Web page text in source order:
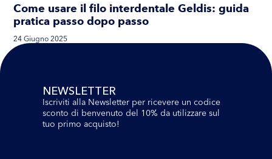
Come usare il filo interdentale Geldis: guida
pratica passo dopo passo
24 Giugno 2025
NEWSLETTER
Iscriviti alla Newsletter per ricevere un codice
sconto di benvenuto del 10% da utilizzare sul
tuo primo acquisto!